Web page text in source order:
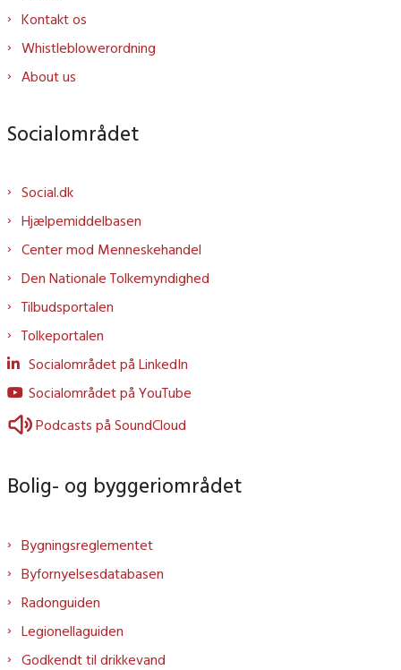
Kontakt os
Whistleblowerordning
About us
Socialområdet
Social.dk
Hjælpemiddelbasen
Center mod Menneskehandel
Den Nationale Tolkemyndighed
Tilbudsportalen
Tolkeportalen
Socialområdet på LinkedIn
Socialområdet på YouTube
Podcasts på SoundCloud
Bolig- og byggeriområdet
Bygningsreglementet
Byfornyelsesdatabasen
Radonguiden
Legionellaguiden
Godkendt til drikkevand